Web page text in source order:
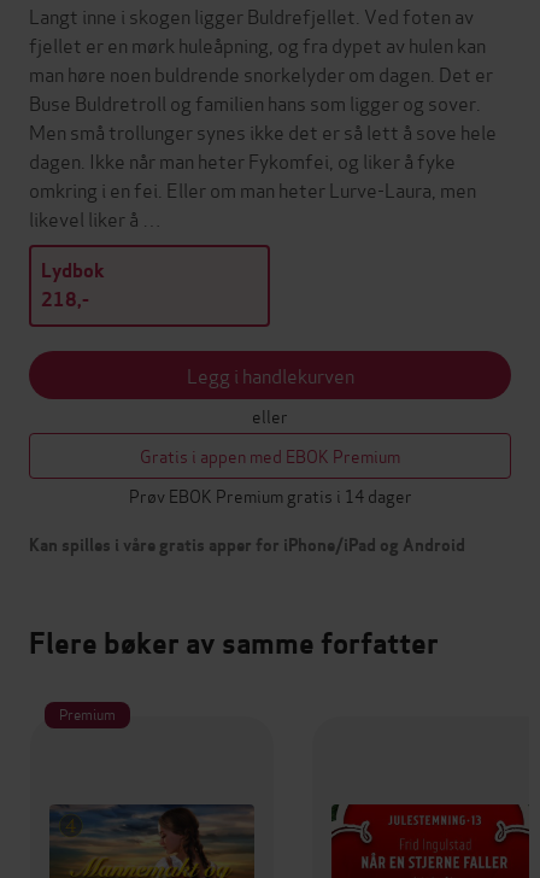
Langt inne i skogen ligger Buldrefjellet. Ved foten av
fjellet er en mørk huleåpning, og fra dypet av hulen kan
man høre noen buldrende snorkelyder om dagen. Det er
Buse Buldretroll og familien hans som ligger og sover.
Men små trollunger synes ikke det er så lett å sove hele
dagen. Ikke når man heter Fykomfei, og liker å fyke
omkring i en fei. Eller om man heter Lurve-Laura, men
likevel liker å …
Lydbok
218,-
Legg i handlekurven
eller
Gratis i appen med EBOK Premium
Prøv EBOK Premium gratis i 14 dager
Kan spilles i våre gratis apper for iPhone/iPad og Android
Flere bøker av samme forfatter
Premium